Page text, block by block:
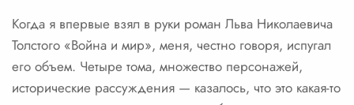
Когда я впервые взял в руки роман Льва Николаевича
Толстого «Война и мир», меня, честно говоря, испугал
его объем. Четыре тома, множество персонажей,
исторические рассуждения — казалось, что это какая-то